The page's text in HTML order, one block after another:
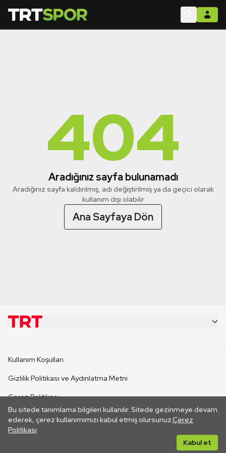
404
Aradığınız sayfa bulunamadı
Aradığınız sayfa kaldırılmış, adı değiştirilmiş ya da geçici olarak
kullanım dışı olabilir
Ana Sayfaya Dön
Bu sitede tanımlama bilgileri kullanılır. Sitede gezinmeye devam
ederek, çerez kullanımımızı kabul etmiş olursunuz.Çerez
Politikası
Kabul et
CANLI YAYINLAR
Kullanım Koşulları
Gizlilik Politikası ve Aydınlatma Metni
Çerez Politikası
İletişim
Her hakkı saklıdır. ©2026 TRT. Bağlantı yoluyla gidilen dış